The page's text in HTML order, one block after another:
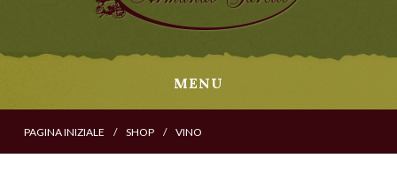
MENU
PAGINA INIZIALE / SHOP / VINO